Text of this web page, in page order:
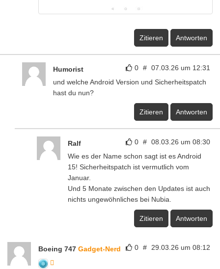
Zitieren Antworten
0 # 07.03.26 um 12:31
Humorist
und welche Android Version und Sicherheitspatch
hast du nun?
Zitieren Antworten
0 # 08.03.26 um 08:30
Ralf
Wie es der Name schon sagt ist es Android
15! Sicherheitspatch ist vermutlich vom
Januar.
Und 5 Monate zwischen den Updates ist auch
nichts ungewöhnliches bei Nubia.
Zitieren Antworten
0 # 29.03.26 um 08:12
Boeing 747 Gadget-Nerd